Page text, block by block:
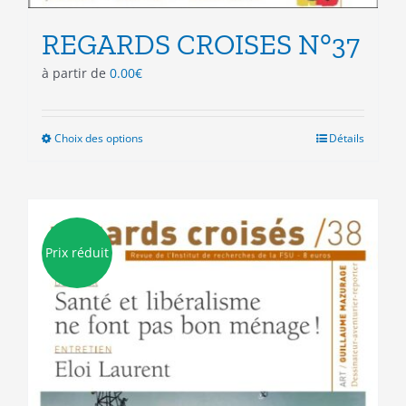
REGARDS CROISES N°37
à partir de 0.00€
Choix des optionsCe
variations.
Les
options
être
choisies
sur
page
du
Détails
Prix réduit